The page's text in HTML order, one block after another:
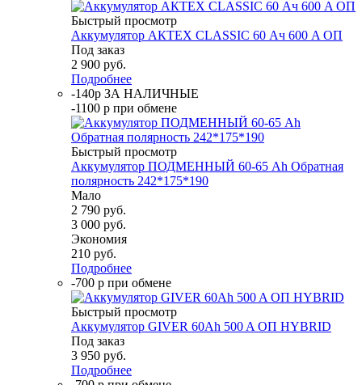
Быстрый просмотр
Аккумулятор АКТЕХ CLASSIC 60 Ач 600 A ОП
Под заказ
2 900 руб.
Подробнее
-140р ЗА НАЛИЧНЫЕ
-1100 р при обмене
Быстрый просмотр
Аккумулятор ПОДМЕННЫЙ 60-65 Ah Обратная
полярность 242*175*190
Мало
2 790 руб.
3 000 руб.
Экономия
210 руб.
Подробнее
-700 р при обмене
Быстрый просмотр
Аккумулятор GIVER 60Ah 500 A ОП HYBRID
Под заказ
3 950 руб.
Подробнее